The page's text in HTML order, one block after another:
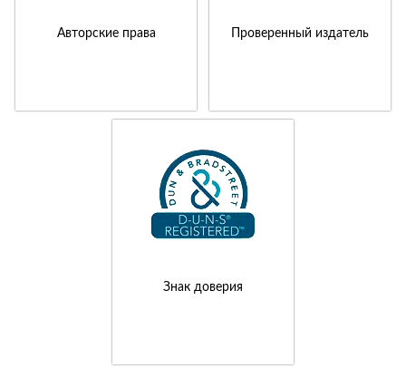
Авторские права Проверенный издатель
Знак доверия